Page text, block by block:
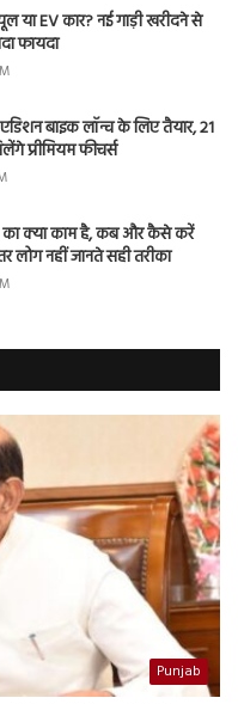
या EV कार? नई गाड़ी खरीदने से
फायदा
बाइक लॉन्च के लिए तैयार, 21
प्रीमियम फीचर्स
का क्या काम है, कब और कैसे करें
लोग नहीं जानते सही तरीका
Punjab